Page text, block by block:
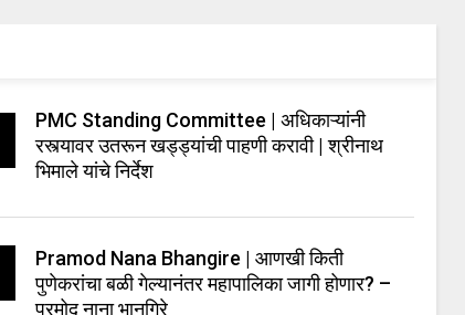
PMC Standing Committee | अधिकाऱ्यांनी
रस्त्यावर उतरून खड्ड्यांची पाहणी करावी | श्रीनाथ
भिमाले यांचे निर्देश
Pramod Nana Bhangire | आणखी किती
पुणेकरांचा बळी गेल्यानंतर महापालिका जागी होणार? –
प्रमोद नाना भानगिरे